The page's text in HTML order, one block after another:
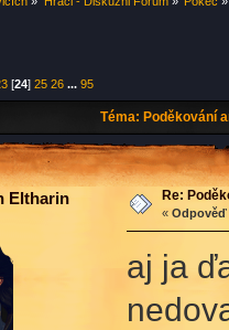
[24]25 26 ...95
Téma: Poděkování
Eltharin Re:
« Odpověď
aj ja